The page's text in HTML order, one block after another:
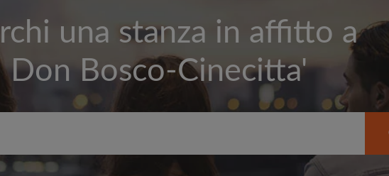
una stanza in affitto a
Don Bosco-Cinecitta'